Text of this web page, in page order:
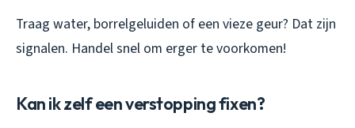
Traag water, borrelgeluiden of een vieze geur? Dat zijn
signalen. Handel snel om erger te voorkomen!
Kan ik zelf een verstopping fixen?